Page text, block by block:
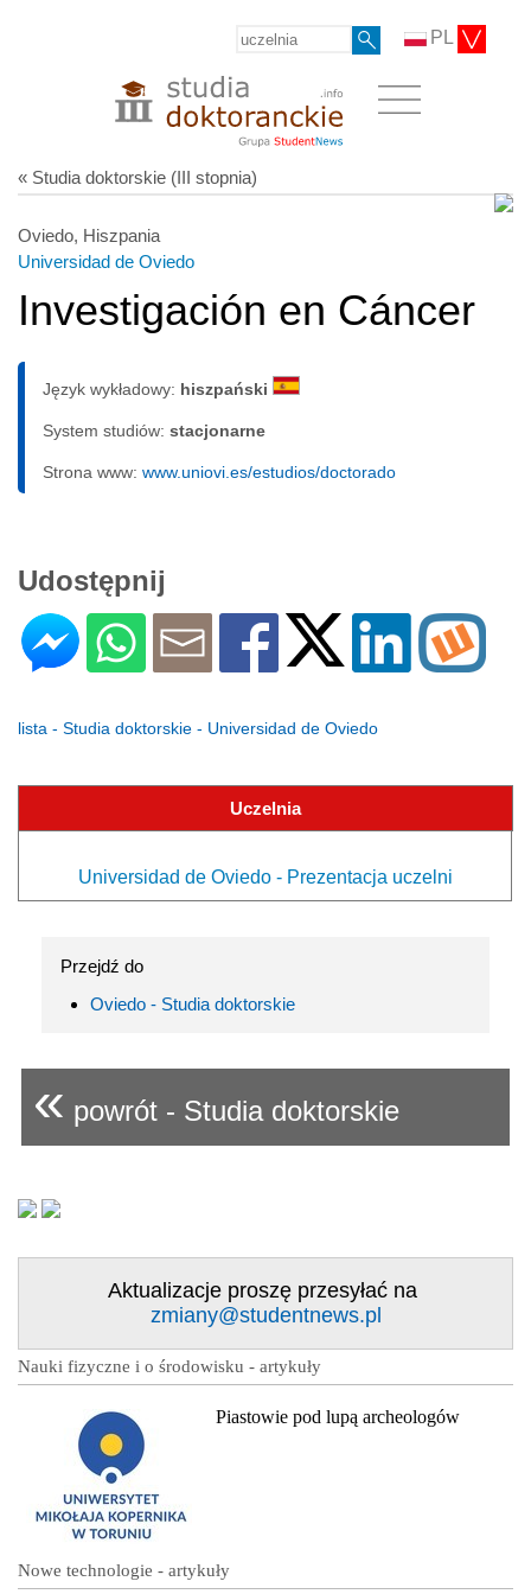
PL
« Studia doktorskie (III stopnia)
Oviedo, Hiszpania
Universidad de Oviedo
Investigación en Cáncer
Język wykładowy: hiszpański
System studiów: sta­cjo­nar­ne
Strona www: www.uniovi.es/estudios/doctorado
Udostępnij
lista - Studia doktorskie - Universidad de Oviedo
Uczelnia
Universidad de Oviedo - Prezentacja uczelni
Przejdź do
Oviedo - Studia doktorskie
« powrót - Studia doktorskie
Aktualizacje proszę przesyłać na
zmiany@studentnews.pl
Nauki fizyczne i o środowisku - artykuły
Piastowie pod lupą archeologów
Nowe technologie - artykuły